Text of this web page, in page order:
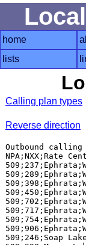
home
lists
Calling plan types
Reverse direction
Outbound calling
NPA;NXX;Rate
509;246;Soap